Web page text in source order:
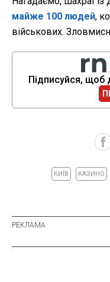
майже 100 людей,
військових.
Підписуйся, щоб
КИЇВ КАЗИНО